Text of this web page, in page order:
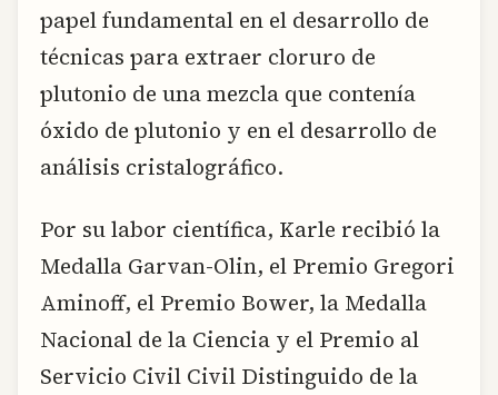
papel fundamental en el desarrollo de
técnicas para extraer cloruro de
plutonio de una mezcla que contenía
óxido de plutonio y en el desarrollo de
análisis cristalográfico.
Por su labor científica, Karle recibió la
Medalla Garvan-Olin, el Premio Gregori
Aminoff, el Premio Bower, la Medalla
Nacional de la Ciencia y el Premio al
Servicio Civil Civil Distinguido de la